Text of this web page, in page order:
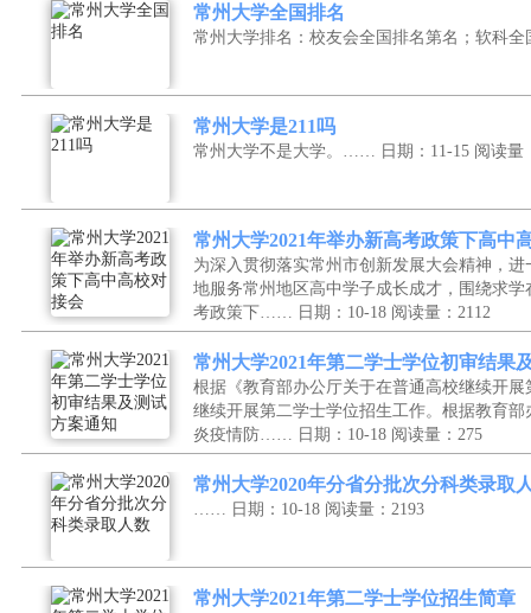
常州大学全国排名
常州大学排名：校友会全国排名第名；软科
常州大学是211吗
常州大学不是大学。…… 日期：11-15 阅读量
常州大学2021年举办新高考政策下高中
为深入贯彻落实常州市创新发展大会精神，
地服务常州地区高中学子成长成才，围绕求
考政策下…… 日期：10-18 阅读量：2112
常州大学2021年第二学士学位初审结果
根据《教育部办公厅关于在普通高校继续开
继续开展第二学士学位招生工作。根据教育
炎疫情防…… 日期：10-18 阅读量：275
常州大学2020年分省分批次分科类录取
…… 日期：10-18 阅读量：2193
常州大学2021年第二学士学位招生简章